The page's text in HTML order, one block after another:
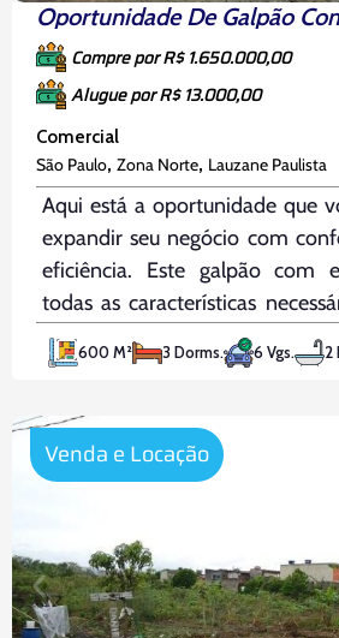
Oportunidade De Galpão
Compre por R$ 1.650.000,00
Alugue por R$ 13.000,00
Comercial
São Paulo, Zona Norte, Lauzane Paulista
Aqui está a oportunidade que
expandir seu negócio com
eficiência. Este galpão com
todas as características
às demandas operacionais
proporcionando um
projetos. Características do
600 M² 3 Dorms. 6 Vgs. 2
Venda e Locação